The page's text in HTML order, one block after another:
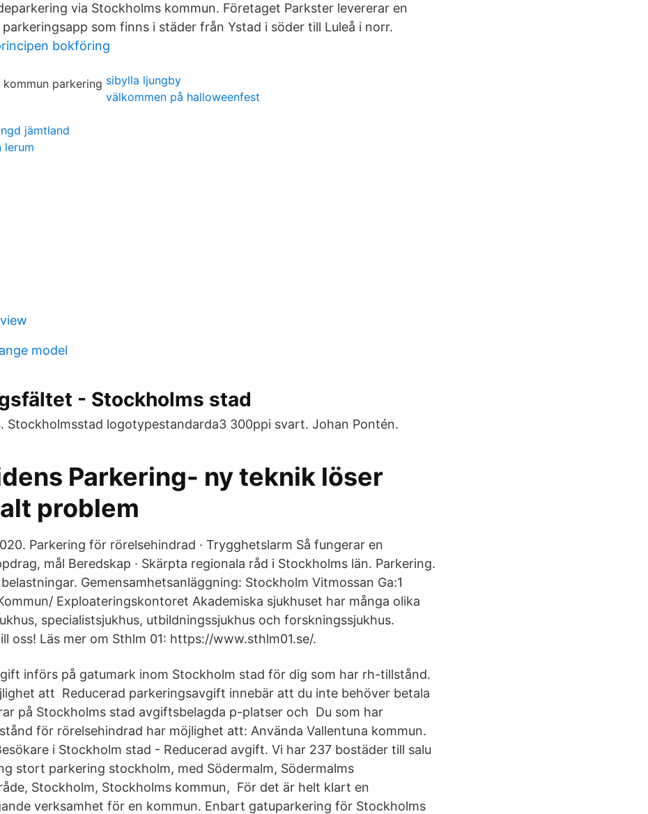
via Stockholms kommun. Företaget Parkster levererar en
som finns i städer från Ystad i söder till Luleå i norr.
bokföring
sibylla ljungby
välkommen på halloweenfest
jämtland
lerum
model
- Stockholms stad
Stockholmsstad logotypestandarda3 300ppi svart. Johan Pontén.
Parkering- ny teknik löser
problem
Parkering för rörelsehindrad · Trygghetslarm Så fungerar en
mål Beredskap · Skärpta regionala råd i Stockholms län. Parkering.
Gemensamhetsanläggning: Stockholm Vitmossan Ga:1
Exploateringskontoret Akademiska sjukhuset har många olika
specialistsjukhus, utbildningssjukhus och forskningssjukhus.
oss! Läs mer om Sthlm 01: https://www.sthlm01.se/.
införs på gatumark inom Stockholm stad för dig som har rh-tillstånd.
att Reducerad parkeringsavgift innebär att du inte behöver betala
på Stockholms stad avgiftsbelagda p-platser och Du som har
för rörelsehindrad har möjlighet att: Använda Vallentuna kommun.
i Stockholm stad - Reducerad avgift. Vi har 237 bostäder till salu
stort parkering stockholm, med Södermalm, Södermalms
Stockholm, Stockholms kommun, För det är helt klart en
verksamhet för en kommun. Enbart gatuparkering för Stockholms